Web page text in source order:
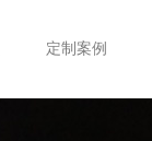
定制案例